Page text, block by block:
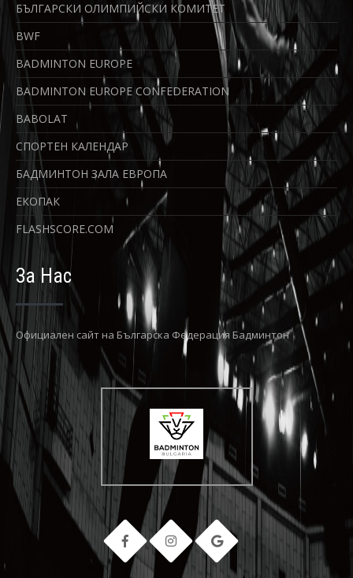
БЪЛГАРСКИ ОЛИМПИЙСКИ КОМИТЕТ
BWF
BADMINTON EUROPE
BADMINTON EUROPE CONFEDERATION
BABOLAT
СПОРТЕН КАЛЕНДАР
БАДМИНТОН ЗАЛА ЕВРОПА
ЕКОПАК
FLASHSCORE.COM
За Нас
Официaлен сайт на Българска Федерация Бадминтон